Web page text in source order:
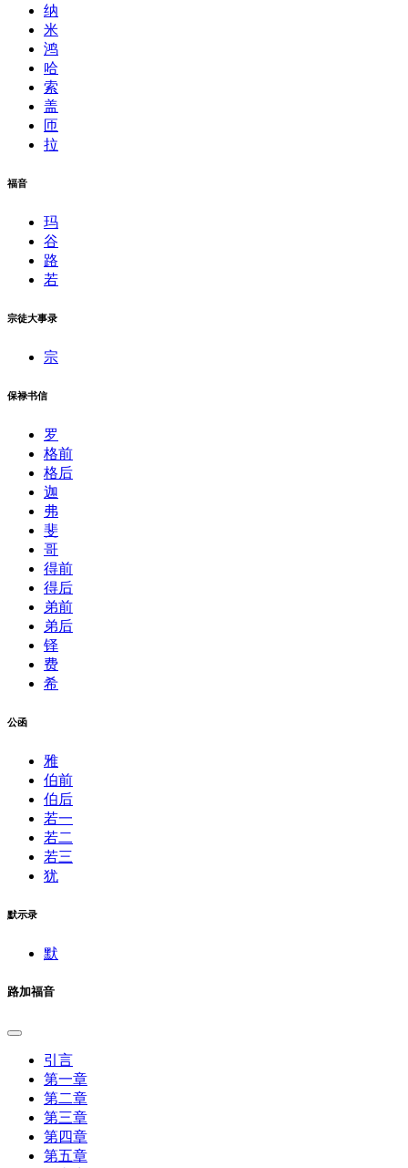
纳
米
鸿
哈
索
盖
匝
拉
福音
玛
谷
路
若
宗徒大事录
宗
保禄书信
罗
格前
格后
迦
弗
斐
哥
得前
得后
弟前
弟后
铎
费
希
公函
雅
伯前
伯后
若一
若二
若三
犹
默示录
默
路加福音
引言
第一章
第二章
第三章
第四章
第五章